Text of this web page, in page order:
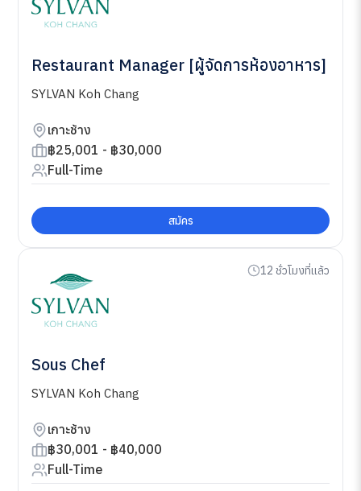
Restaurant Manager [ผู้จัดการห้องอาหาร]
SYLVAN Koh Chang
เกาะช้าง
฿25,001 - ฿30,000
Full-Time
สมัคร
12 ชั่วโมงที่แล้ว
Sous Chef
SYLVAN Koh Chang
เกาะช้าง
฿30,001 - ฿40,000
Full-Time